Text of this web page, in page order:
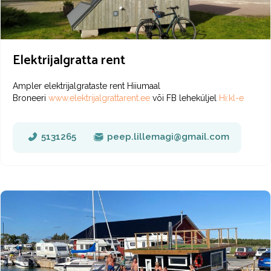
Elektrijalgratta rent
Ampler elektrijalgrataste rent Hiiumaal
Broneeri www.elektrijalgrattarent.ee või FB leheküljel Hi:kl-e
5131265 peep.lillemagi@gmail.com